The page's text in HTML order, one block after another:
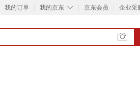
我的订单 ◇
我的京东 京东会员 企业采